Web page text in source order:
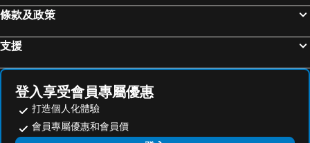
樂逸旅居 - 高雄七賢館
吉娃娃商旅
條款及政策
支援
登入享受會員專屬優惠
打造個人化體驗
會員專屬優惠和會員價